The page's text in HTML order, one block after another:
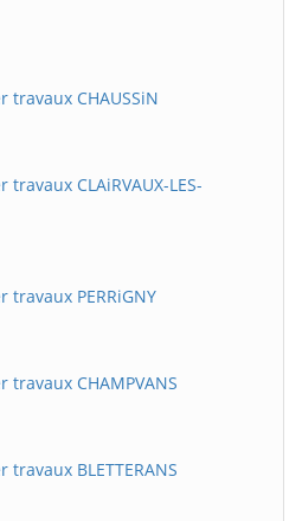
travaux CHAUSSiN
CLAiRVAUX-LES-
travaux PERRiGNY
travaux CHAMPVANS
BLETTERANS